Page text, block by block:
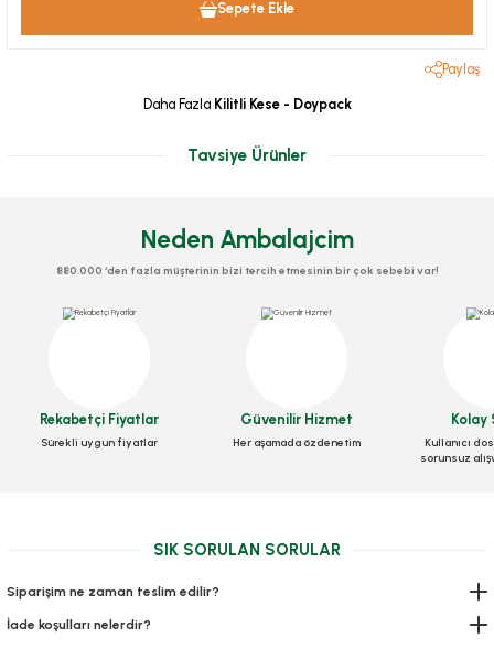
Sepete Ekle
Paylaş
Daha Fazla Kilitli Kese - Doypack
Tavsiye Ürünler
512,40 TL+ KDV
Neden Ambalajcim
880.000 ‘den fazla müşterinin bizi tercih etmesinin bir çok sebebi var!
Rekabetçi Fiyatlar
Sürekli uygun fiyatlar
Güvenilir Hizmet
Her aşamada özdenetim
Kolay
Kullanıcı
sorunsuz
SIK SORULAN SORULAR
Siparişim ne zaman teslim edilir?
İade koşulları nelerdir?